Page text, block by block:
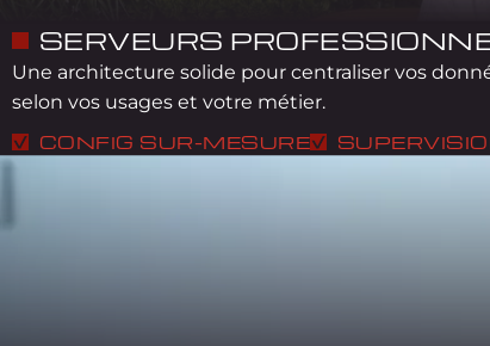
SERVEURS
Une architecture solide pour centraliser vos
selon vos usages et votre métier.
CONFIG SUR-MESURE